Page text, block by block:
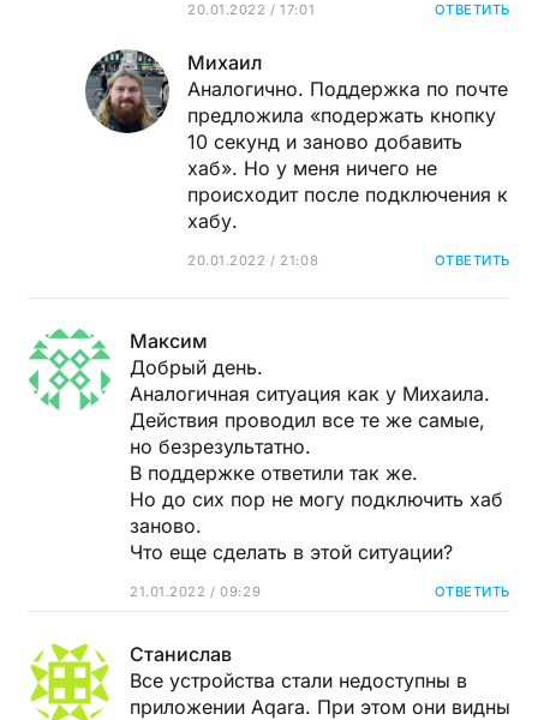
20.01.2022 / 17:01 ОТВЕТИТЬ
Михаил
Аналогично. Поддержка по почте
предложила «подержать кнопку
10 секунд и заново добавить
хаб». Но у меня ничего не
происходит после подключения к
хабу.
20.01.2022 / 21:08 ОТВЕТИТЬ
Максим
Добрый день.
Аналогичная ситуация как у Михаила.
Действия проводил все те же самые,
но безрезультатно.
В поддержке ответили так же.
Но до сих пор не могу подключить хаб
заново.
Что еще сделать в этой ситуации?
21.01.2022 / 09:29 ОТВЕТИТЬ
Станислав
Все устройства стали недоступны в
приложении Aqara. При этом они видны